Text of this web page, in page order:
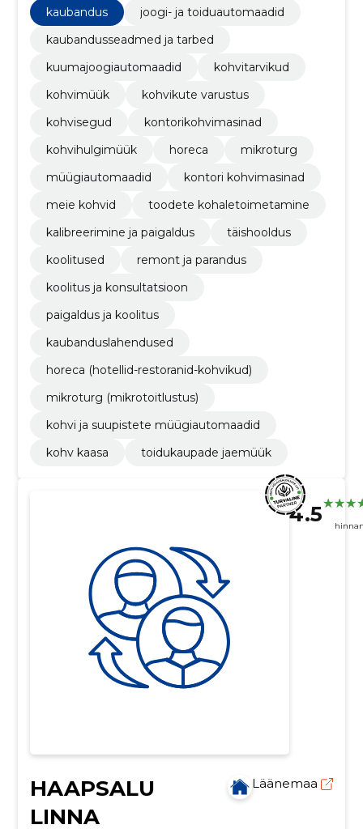
kaubandus
joogi- ja toiduautomaadid
kaubandusseadmed ja tarbed
kuumajoogiautomaadid
kohvitarvikud
kohvimüük
kohvikute varustus
kohvisegud
kontorikohvimasinad
kohvihulgimüük
horeca
mikroturg
müügiautomaadid
kontori kohvimasinad
meie kohvid
toodete kohaletoimetamine
kalibreerimine ja paigaldus
täishooldus
koolitused
remont ja parandus
koolitus ja konsultatsioon
paigaldus ja koolitus
kaubanduslahendused
horeca (hotellid-restoranid-kohvikud)
mikroturg (mikrotoitlustus)
kohvi ja suupistete müügiautomaadid
kohv kaasa
toidukaupade jaemüük
4.5
HAAPSALU
LINNA
Läänemaa